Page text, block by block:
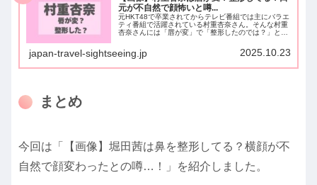
元が不自然で顔怖いと噂...
元HKT48で卒業されてからテレビ番組では主にバラエ
ティ番組で活躍されている村重杏奈さん。そんな村重
杏奈さんには「唇が変」で「整形したのでは？」とい
怖い」といった声までもあるんです！そこで...
japan-travel-sightseeing.jp 2025.10.23
まとめ
今回は「【画像】堀田茜は鼻を整形してる？横顔が不
自然で顔変わったとの噂…！」を紹介しました。